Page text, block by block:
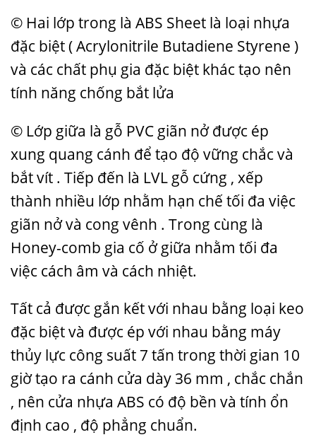
© Hai lớp trong là ABS Sheet là loại nhựa
đặc biệt ( Acrylonitrile Butadiene Styrene )
và các chất phụ gia đặc biệt khác tạo nên
tính năng chống bắt lửa
© Lớp giữa là gỗ PVC giãn nở được ép
xung quang cánh để tạo độ vững chắc và
bắt vít . Tiếp đến là LVL gỗ cứng , xếp
thành nhiều lớp nhằm hạn chế tối đa việc
giãn nở và cong vênh . Trong cùng là
Honey-comb gia cố ở giữa nhằm tối đa
việc cách âm và cách nhiệt.
Tất cả được gắn kết với nhau bằng loại keo
đặc biệt và được ép với nhau bằng máy
thủy lực công suất 7 tấn trong thời gian 10
giờ tạo ra cánh cửa dày 36 mm , chắc chắn
, nên cửa nhựa ABS có độ bền và tính ổn
định cao , độ phẳng chuẩn.